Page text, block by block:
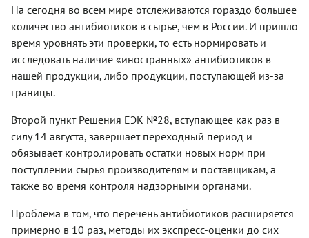
На сегодня во всем мире отслеживаются гораздо большее
количество антибиотиков в сырье, чем в России. И пришло
время уровнять эти проверки, то есть нормировать и
исследовать наличие «иностранных» антибиотиков в
нашей продукции, либо продукции, поступающей из-за
границы.
Второй пункт Решения ЕЭК №28, вступающее как раз в
силу 14 августа, завершает переходный период и
обязывает контролировать остатки новых норм при
поступлении сырья производителям и поставщикам, а
также во время контроля надзорными органами.
Проблема в том, что перечень антибиотиков расширяется
примерно в 10 раз, методы их экспресс-оценки до сих